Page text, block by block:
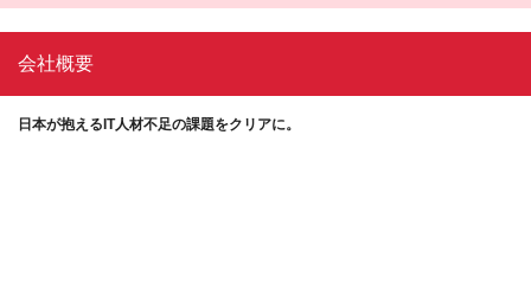
会社概要
日本が抱えるIT人材不足の課題をクリアに。